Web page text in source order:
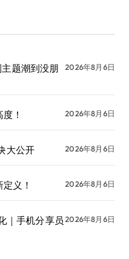
题潮到没朋
2026年8月6日
！ 2026年8月6日
大公开 2026年8月6日
义！ 2026年8月6日
｜手机分享员2026年8月6日